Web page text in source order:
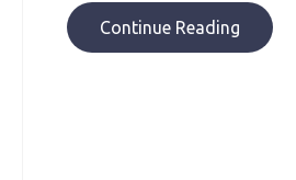
Continue Reading